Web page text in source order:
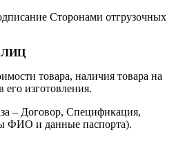
Сторонами отгрузочных
товара, наличия товара на
его изготовления.
– Договор, Спецификация,
ФИО и данные паспорта).